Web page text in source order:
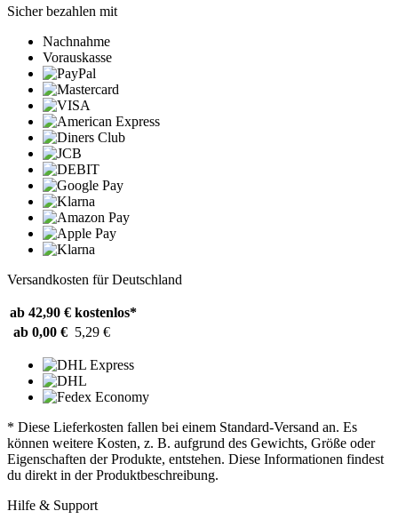
Sicher bezahlen mit
Nachnahme
Vorauskasse
Versandkosten für Deutschland
ab 42,90 € kostenlos*
ab 0,00 € 5,29 €
* Diese Lieferkosten fallen bei einem Standard-Versand an. Es
können weitere Kosten, z. B. aufgrund des Gewichts, Größe oder
Eigenschaften der Produkte, entstehen. Diese Informationen findest
du direkt in der Produktbeschreibung.
Hilfe & Support